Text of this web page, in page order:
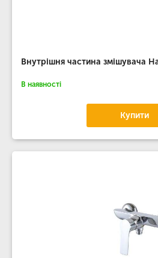
Внутрішня частина змішувача
В наявності
Купити